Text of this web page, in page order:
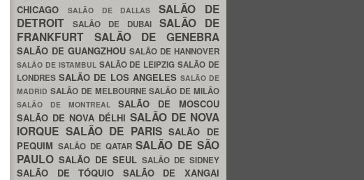
CHICAGO
SALÃO DE DALLASSALÃO DE
DETROIT
SALÃO DE DUBAI SALÃO DE
FRANKFURT SALÃO DE GENEBRA
SALÃO DE GUANGZHOU SALÃO DE HANNOVER
SALÃO DE ISTAMBUL SALÃO DE LEIPZIGSALÃO DE
LONDRESSALÃO DE LOS ANGELES SALÃO DE
MADRID SALÃO DE MELBOURNESALÃO DE MILÃO
SALÃO DE MONTREAL SALÃO DE MOSCOU
SALÃO DE NOVA DÉLHI SALÃO DE NOVA
IORQUE SALÃO DE PARISSALÃO DE
PEQUIM SALÃO DE QATARSALÃO DE SÃO
PAULO SALÃO DE SEUL SALÃO DE SIDNEY
SALÃO DE TÓQUIO SALÃO DE XANGAI